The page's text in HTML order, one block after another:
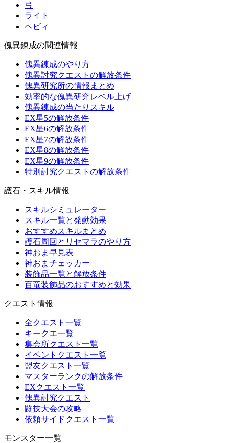
弓
ライト
ヘビィ
傀異錬成の関連情報
傀異錬成のやり方
傀異討究クエストの解放条件
傀異研究所の情報まとめ
効率的な傀異研究レベル上げ
傀異錬成の当たりスキル
EX星5の解放条件
EX星6の解放条件
EX星7の解放条件
EX星8の解放条件
EX星9の解放条件
特別討究クエストの解放条件
護石・スキル情報
スキルシミュレーター
スキル一覧と発動効果
おすすめスキルまとめ
護石周回とリセマラのやり方
神おま早見表
神おまチェッカー
装飾品一覧と解放条件
百竜装飾品のおすすめと効果
クエスト情報
全クエスト一覧
キークエ一覧
集会所クエスト一覧
イベントクエスト一覧
盟友クエスト一覧
マスターランクの解放条件
EXクエスト一覧
傀異討究クエスト
闘技大会の攻略
依頼サイドクエスト一覧
モンスター一覧